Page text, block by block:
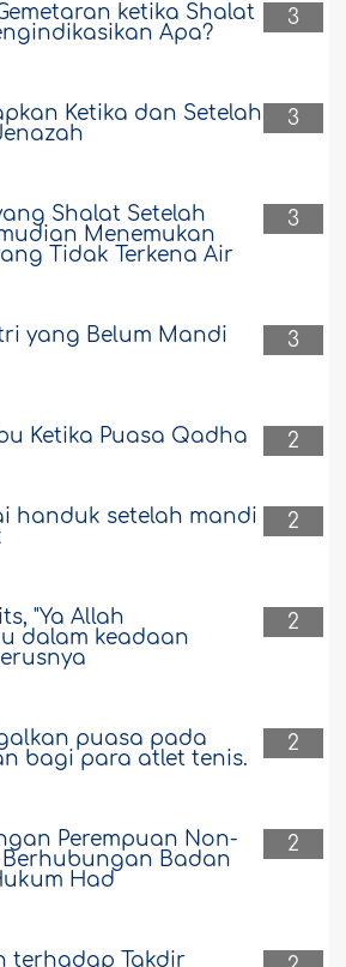
3
ketika Shalat
Apa?
3
Ketika dan Setelah
3
Shalat Setelah
Menemukan
Tidak Terkena Air
3
yang Belum Mandi
2
Ketika Puasa Qadha
2
handuk setelah mandi
2
"Ya Allah
dalam keadaan
2
puasa pada
bagi para atlet tenis.
2
Perempuan Non-
Badan
Had
terhadap Takdir